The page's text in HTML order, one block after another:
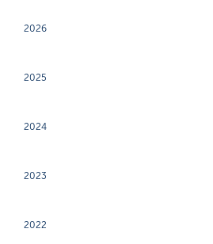
2026
2025
2024
2023
2022